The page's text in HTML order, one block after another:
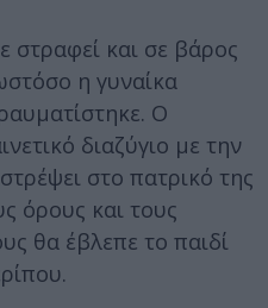
στραφεί και σε βάρος
η γυναίκα
Ο
διαζύγιο με την
στο πατρικό της
όρους και τους
θα έβλεπε το παιδί